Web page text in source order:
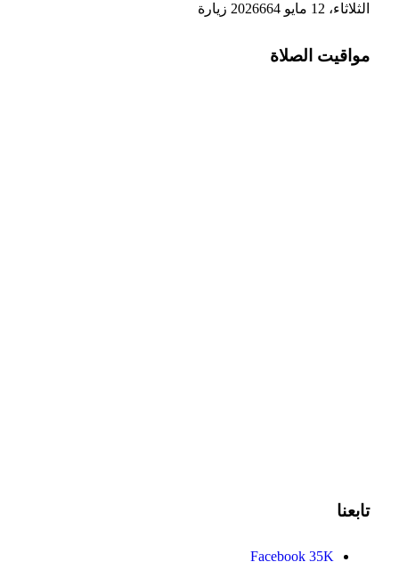
الثلاثاء، 12 مايو 2026 664 زيارة
مواقيت الصلاة
تابعنا
Facebook 35K